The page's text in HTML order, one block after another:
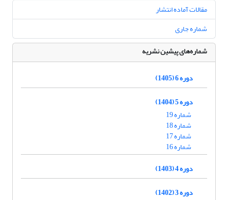
مقالات آماده انتشار
شماره جاری
شماره‌های پیشین نشریه
دوره 6 (1405)
دوره 5 (1404)
شماره 19
شماره 18
شماره 17
شماره 16
دوره 4 (1403)
دوره 3 (1402)